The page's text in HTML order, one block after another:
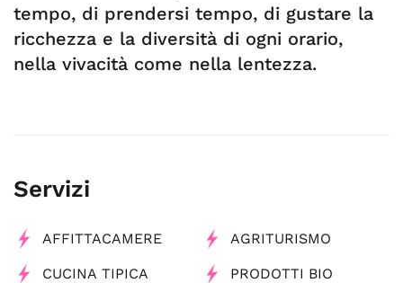
tempo, di prendersi tempo, di gustare la
ricchezza e la diversità di ogni orario,
nella vivacità come nella lentezza.
Servizi
AFFITTACAMERE AGRITURISMO
CUCINA TIPICA PRODOTTI BIO